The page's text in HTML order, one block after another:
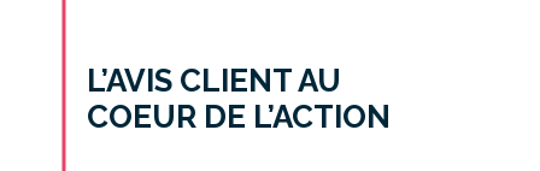
L’AVIS CLIENT AU
COEUR DE L’ACTION